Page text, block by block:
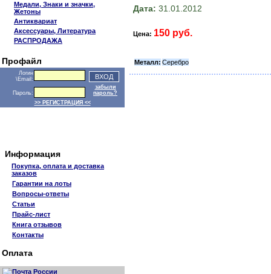
Медали, Знаки и значки,
Жетоны
Антиквариат
Аксессуары, Литература
РАСПРОДАЖА
Профайл
Логин
\Email:
Пароль:
забыли
пароль?
>> РЕГИСТРАЦИЯ <<
Информация
Покупка, оплата и доставка
заказов
Гарантии на лоты
Вопросы-ответы
Статьи
Прайс-лист
Книга отзывов
Контакты
Оплата
Дата: 31.01.2012
Цена: 150 руб.
Металл: Серебро